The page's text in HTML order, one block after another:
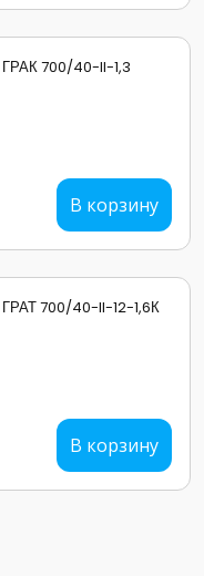
ГРАК 700/40-II-1,3
В корзину
ГРАТ 700/40-II-12-1,6К
В корзину